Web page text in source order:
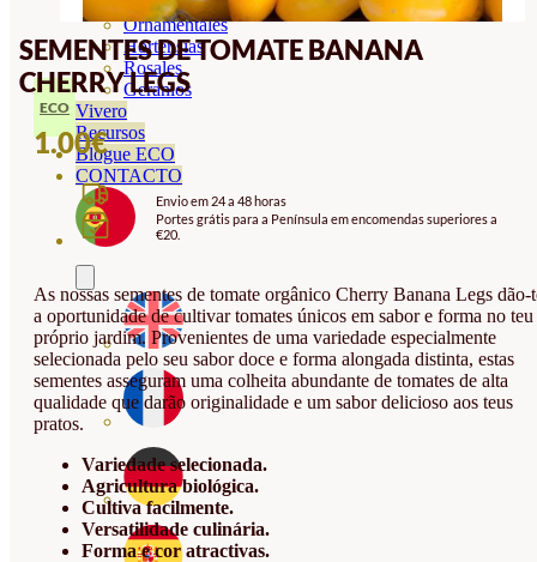
Ornamentales
Hortensias
Rosales
Geranios
Vivero
Recursos
Blogue ECO
CONTACTO
SEMENTES DE TOMATE BANANA
CHERRY LEGS
ECO
1.00€
Envio em 24 a 48 horas
Portes grátis para a Península em encomendas superiores a
€20.
As nossas sementes de tomate orgânico Cherry Banana Legs dão-
a oportunidade de cultivar tomates únicos em sabor e forma no teu
próprio jardim. Provenientes de uma variedade especialmente
selecionada pelo seu sabor doce e forma alongada distinta, estas
sementes asseguram uma colheita abundante de tomates de alta
qualidade que darão originalidade e um sabor delicioso aos teus
pratos.
Variedade selecionada.
Agricultura biológica.
Cultiva facilmente.
Versatilidade culinária.
Forma e cor atractivas.